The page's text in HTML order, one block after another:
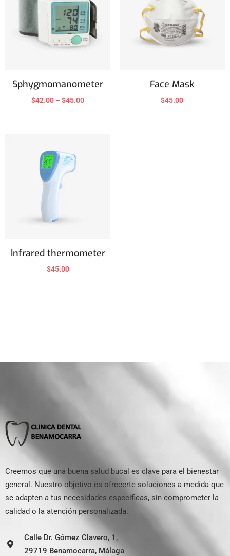
Sphygmomanometer
$42.00 –$45.00
Face Mask
$45.00
Infrared thermometer
$45.00
Creemos que una buena salud bucal es clave para el bienestar
general. Nuestro objetivo es ofrecerte soluciones a medida que
se adapten a tus necesidades específicas, sin comprometer la
calidad o la atención personalizada.
Calle Dr. Gómez Clavero, 1,
29719 Benamocarra, Málaga